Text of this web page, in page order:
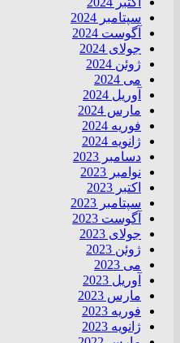
سپتامبر 2024
آگوست 2024
جولای 2024
ژوئن 2024
می 2024
آوریل 2024
مارس 2024
فوریه 2024
ژانویه 2024
دسامبر 2023
نوامبر 2023
اکتبر 2023
سپتامبر 2023
آگوست 2023
جولای 2023
ژوئن 2023
می 2023
آوریل 2023
مارس 2023
فوریه 2023
ژانویه 2023